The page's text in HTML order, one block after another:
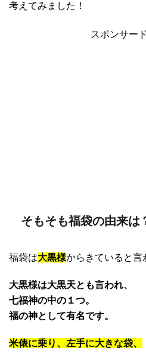
考えてみました！
スポンサー
そもそも福袋の由来は
福袋は大黒様からきていると言
大黒様は大黒天とも言われ、
七福神の中の１つ。
福の神として有名です。
米俵に乗り、左手に大きな袋、